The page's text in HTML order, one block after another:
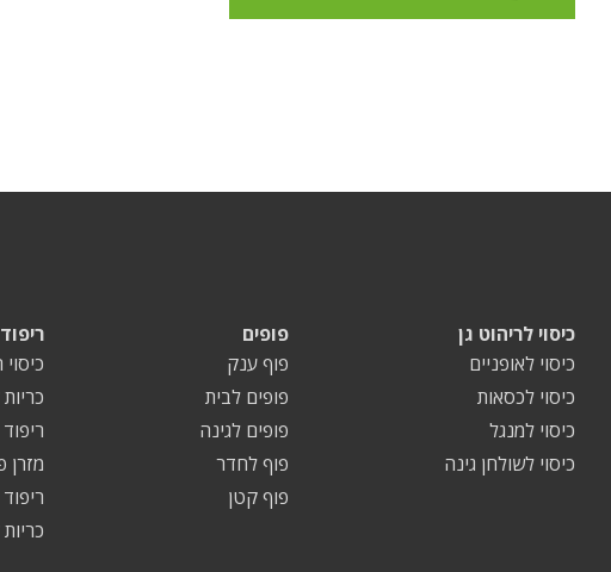
מזרן
פופים
פוף ענק
פופים לבית
פופים לגינה
פוף לחדר
פוף קטן
כיסוי לריהוט גן
כיסוי לאופניים
כיסוי לכסאות
כיסוי למנגל
כיסוי לשולחן גינה